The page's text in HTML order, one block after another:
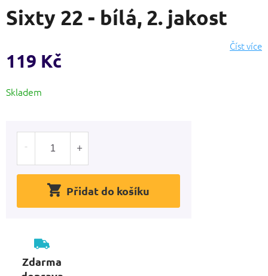
produktu
je
5
hvězdiček.
Sixty 22 - bílá, 2. jakost
Číst více
119 Kč
cena:
Skladem
Přidat do košíku
Zdarma